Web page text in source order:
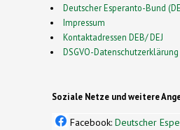
Deutscher Esperanto-Bund
Impressum
Kontaktadressen DEB/ DEJ
DSGVO-Datenschutzerklärung
Soziale Netze und weitere
Facebook: Deutscher